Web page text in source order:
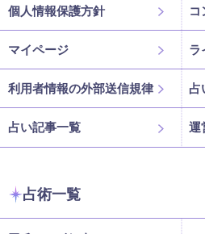
個人情報保護方針
マイページ ラ
利用者情報の外部送信規律 占
占い記事一覧 運
占術一覧